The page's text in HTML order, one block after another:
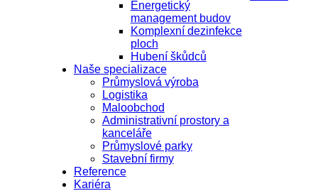
Energetický
management budov
Komplexní dezinfekce
ploch
Hubení škůdců
Naše specializace
Průmyslová výroba
Logistika
Maloobchod
Administrativní prostory a
kanceláře
Průmyslové parky
Stavební firmy
Reference
Kariéra